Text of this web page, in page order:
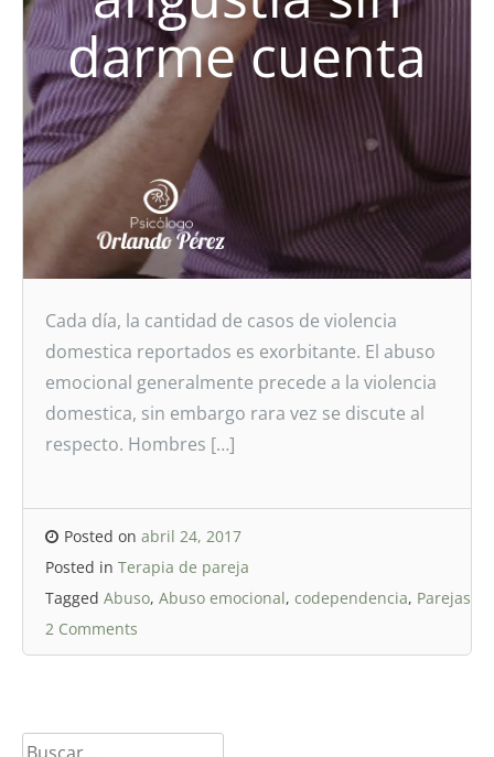
darme cuenta
Cada día, la cantidad de casos de violencia
domestica reportados es exorbitante. El abuso
emocional generalmente precede a la violencia
domestica, sin embargo rara vez se discute al
respecto. Hombres […]
Posted on abril 24, 2017
Posted in Terapia de pareja
Tagged Abuso, Abuso emocional, codependencia, Parejas
2 Comments
Buscar: